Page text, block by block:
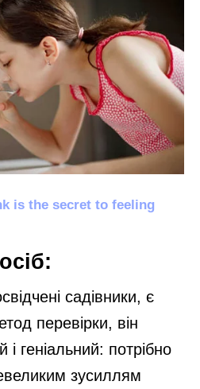
садівники, є
перевірки, він
геніальний: потрібно
зусиллям